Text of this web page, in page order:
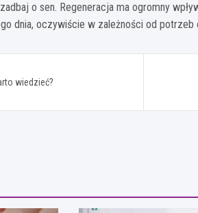
o sen. Regeneracja ma ogromny
dnia, oczywiście w zależności od potrzeb
wiedzieć?